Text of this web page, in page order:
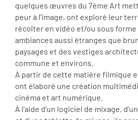
quelques œuvres du 7ème Art
peur à l'image, ont exploré leur
récolter en vidéo et/ou sous forme
ambiances aussi étranges que
paysages et des vestiges
commune et environs.
À partir de cette matière filmique
ont élaboré une création
cinéma et art numérique.
À l’aide d’un logiciel de mixage,